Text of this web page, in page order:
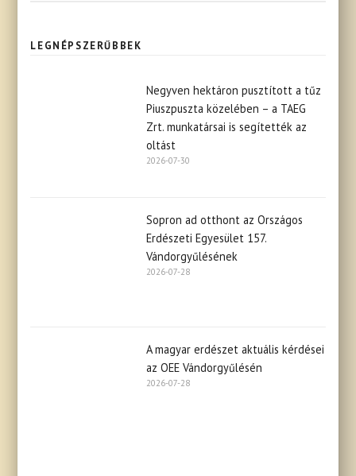
LEGNÉPSZERŰBBEK
Negyven hektáron pusztított a tűz
Piuszpuszta közelében – a TAEG
Zrt. munkatársai is segítették az
oltást
2026-07-30
Sopron ad otthont az Országos
Erdészeti Egyesület 157.
Vándorgyűlésének
2026-07-28
A magyar erdészet aktuális kérdései
az OEE Vándorgyűlésén
2026-07-28